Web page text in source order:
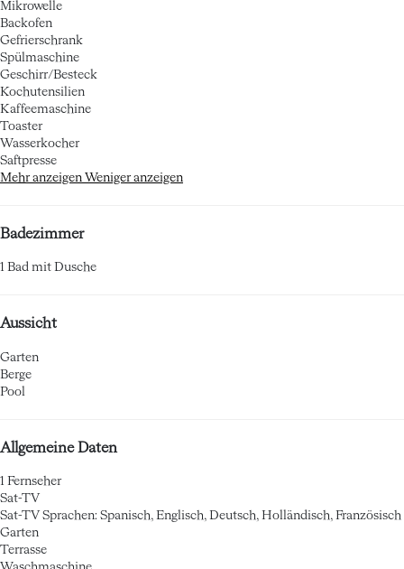
Mikrowelle
Backofen
Gefrierschrank
Spülmaschine
Geschirr/Besteck
Kochutensilien
Kaffeemaschine
Toaster
Wasserkocher
Saftpresse
Mehr anzeigen Weniger anzeigen
Badezimmer
1 Bad mit Dusche
Aussicht
Garten
Berge
Pool
Allgemeine Daten
1 Fernseher
Sat-TV
Sat-TV Sprachen: Spanisch, Englisch, Deutsch, Holländisch, Französisch
Garten
Terrasse